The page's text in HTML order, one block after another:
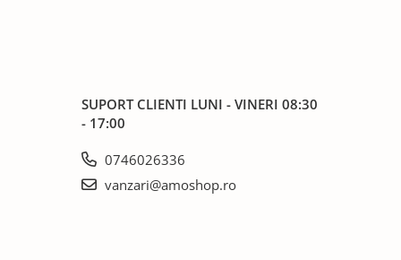
SUPORT CLIENTI LUNI - VINERI 08:30
- 17:00
0746026336
vanzari@amoshop.ro